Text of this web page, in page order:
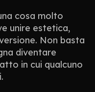
cosa molto
unire estetica,
Non basta
diventare
in cui qualcuno